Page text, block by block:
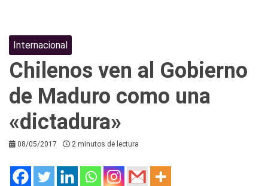
Internacional
Chilenos ven al Gobierno
de Maduro como una
«dictadura»
08/05/2017 2 minutos de lectura